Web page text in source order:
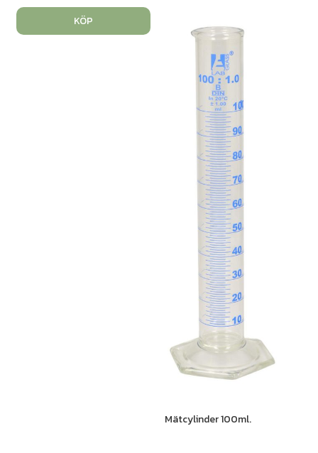
KÖP
Mätcylinder 100ml.